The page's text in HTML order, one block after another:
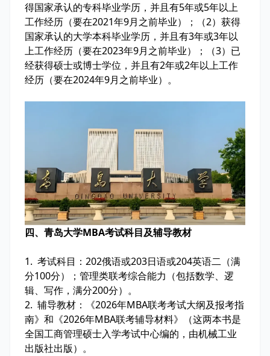
得国家承认的专科毕业学历，并且有5年或5年以上
工作经历（要在2021年9月之前毕业）；（2）获得
国家承认的大学本科毕业学历，并且有3年或3年以
上工作经历（要在2023年9月之前毕业）；（3）已
经获得硕士或博士学位，并且有2年或2年以上工作
经历（要在2024年9月之前毕业）。
四、青岛大学MBA考试科目及辅导教材
1. 考试科目：202俄语或203日语或204英语二（满
分100分）；管理类联考综合能力（包括数学、逻
辑、写作，满分200分）。
2. 辅导教材：《2026年MBA联考考试大纲及报考指
南》和《2026年MBA联考辅导材料》（这两本书是
全国工商管理硕士入学考试中心编的，由机械工业
出版社出版）。